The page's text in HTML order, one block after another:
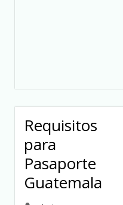
Requisitos
para
Pasaporte
Guatemala